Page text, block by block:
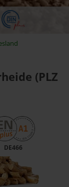
(PLZ
DE466